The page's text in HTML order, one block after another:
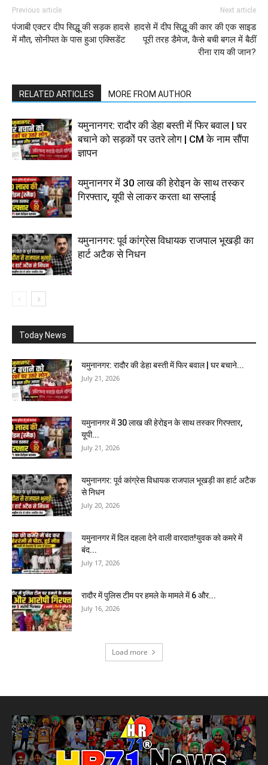
Previous article
पंजाबी एक्‍टर दीप सिद्धू की सड़क हादसे
में मौत, सोनीपत के पास हुआ एक्सिडेंट
Next article
हादसे में दीप सिद्धू की कार की एक साइड
पूरी तरह डैमेज, कैसे बची बगल में बैठीं
रीना राय की जान?
RELATED ARTICLES MORE FROM AUTHOR
यमुनानगर: रादौर की डेहा बस्ती में फिर बवाल | घर
बचाने को सड़कों पर उतरे लोग | CM के नाम सौंपा
ज्ञापन
यमुनानगर में 30 लाख की हेरोइन के साथ तस्कर
गिरफ्तार, यूपी से लाकर करता था सप्लाई
यमुनानगर: पूर्व कांग्रेस विधायक राजपाल भूखड़ी का
हार्ट अटैक से निधन
Today News
यमुनानगर: रादौर की डेहा बस्ती में फिर बवाल | घर बचाने...
July 21, 2026
यमुनानगर में 30 लाख की हेरोइन के साथ तस्कर गिरफ्तार,
यूपी...
July 21, 2026
यमुनानगर: पूर्व कांग्रेस विधायक राजपाल भूखड़ी का हार्ट अटैक
से निधन
July 20, 2026
यमुनानगर में दिल दहला देने वाली वारदात!युवक को कमरे में
बंद...
July 17, 2026
रादौर में पुलिस टीम पर हमले के मामले में 6 और...
July 16, 2026
Load more